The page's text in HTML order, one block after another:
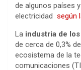
de algunos países
electricidad según
La industria de
de cerca de 0,3%
ecosistema de la
comunicaciones